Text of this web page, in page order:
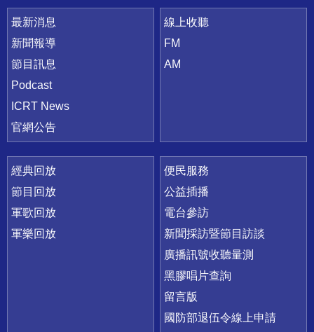
最新消息
新聞報導
節目訊息
Podcast
ICRT News
官網公告
線上收聽
FM
AM
經典回放
節目回放
軍歌回放
軍樂回放
便民服務
公益插播
電台參訪
新聞採訪暨節目訪談
廣播訊號收聽量測
黑膠唱片查詢
留言版
國防部退伍令線上申請